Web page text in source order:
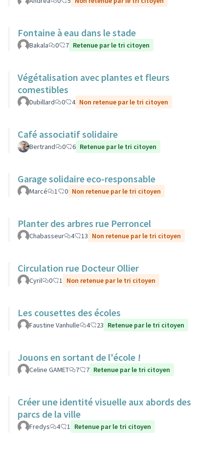
Fontaine à eau dans le stade
Bakala 0 7 Retenue par le tri citoyen
Végétalisation avec plantes et fleurs
comestibles
Dubillard 0 4 Non retenue par le tri citoyen
Café associatif solidaire
Bertrand 0 6 Retenue par le tri citoyen
Garage solidaire eco-responsable
Marcé 1 0 Non retenue par le tri citoyen
Planter des arbres rue Perroncel
Chabasseur 4 13 Non retenue par le tri citoyen
Circulation rue Docteur Ollier
Cyril 0 1 Non retenue par le tri citoyen
Les cousettes des écoles
Faustine Vanhulle 4 23 Retenue par le tri citoyen
Jouons en sortant de l'école !
Celine GAMET 7 7 Retenue par le tri citoyen
Créer une identité visuelle aux abords des
parcs de la ville
Fredys 4 1 Retenue par le tri citoyen